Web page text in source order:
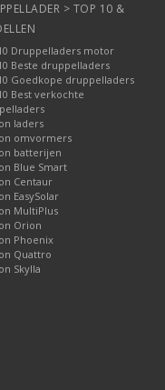
aan
starters /
deze webshop zijn
en aanverwante
- vaartuig of -
montage,
Zoals ook voor
Marine zijn er nog
> TOP 10 &
Druppelladers motor
Beste druppelladers
Goedkope druppelladers
Best verkochte
laders
omvormers
batterijen
Blue Smart
Centaur
EasySolar
MultiPlus
Orion
Phoenix
Quattro
Skylla